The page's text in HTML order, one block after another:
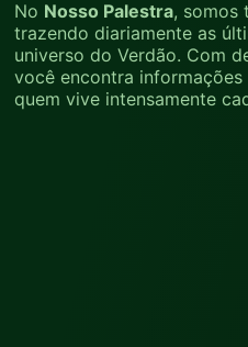
No Nosso Palestra, somos
trazendo diariamente as
universo do Verdão. Com
você encontra informações
quem vive intensamente